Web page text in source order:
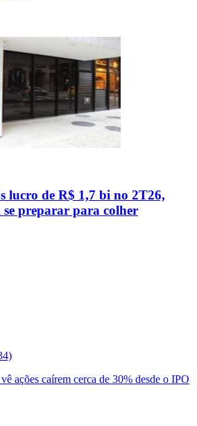
lucro de R$ 1,7 bi no 2T26,
se preparar para colher
ações caírem cerca de 30% desde o IPO